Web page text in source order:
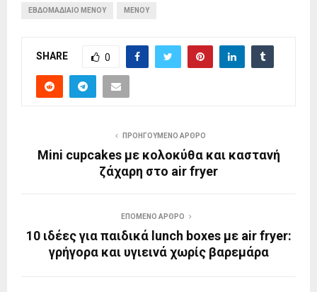
ΕΒΔΟΜΑΔΙΑΙΟ ΜΕΝΟΥ ΜΕΝΟΥ
SHARE 0
ΠΡΟΗΓΟΎΜΕΝΟ ΆΡΘΡΟ
Mini cupcakes με κολοκύθα και καστανή
ζάχαρη στο air fryer
ΕΠΌΜΕΝΟ ΆΡΘΡΟ
10 ιδέες για παιδικά lunch boxes με air fryer:
γρήγορα και υγιεινά χωρίς βαρεμάρα